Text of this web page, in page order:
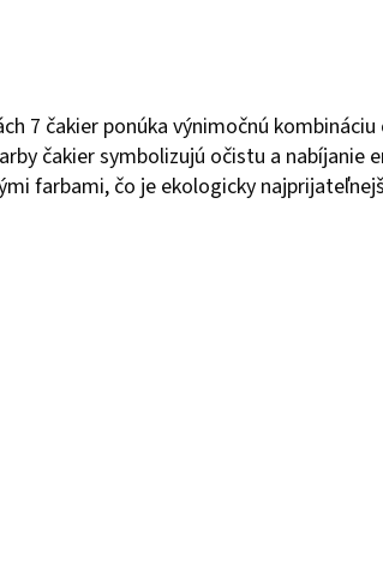
7 čakier ponúka výnimočnú
čakier symbolizujú očistu a nabíjanie
farbami, čo je ekologicky